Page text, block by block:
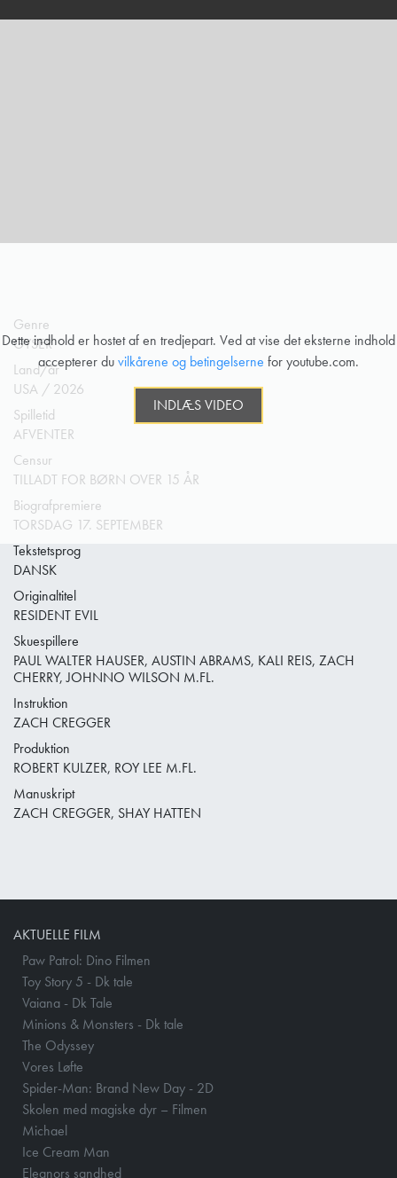
Dette indhold er hostet af en tredjepart. Ved at vise det eksterne indhold
accepterer duvilkårene og betingelserne for youtube.com.
INDLÆS VIDEO
Genre
GYSER
Land/år
USA / 2026
Spilletid
AFVENTER
Censur
TILLADT FOR BØRN OVER 15 ÅR
Biografpremiere
TORSDAG 17. SEPTEMBER
Tekstetsprog
DANSK
Originaltitel
RESIDENT EVIL
Skuespillere
PAUL WALTER HAUSER, AUSTIN ABRAMS, KALI REIS, ZACH
CHERRY, JOHNNO WILSON M.FL.
Instruktion
ZACH CREGGER
Produktion
ROBERT KULZER, ROY LEE M.FL.
Manuskript
ZACH CREGGER, SHAY HATTEN
AKTUELLE FILM
Paw Patrol: Dino Filmen
Toy Story 5 - Dk tale
Vaiana - Dk Tale
Minions & Monsters - Dk tale
The Odyssey
Vores Løfte
Spider-Man: Brand New Day - 2D
Skolen med magiske dyr – Filmen
Michael
Ice Cream Man
Eleanors sandhed